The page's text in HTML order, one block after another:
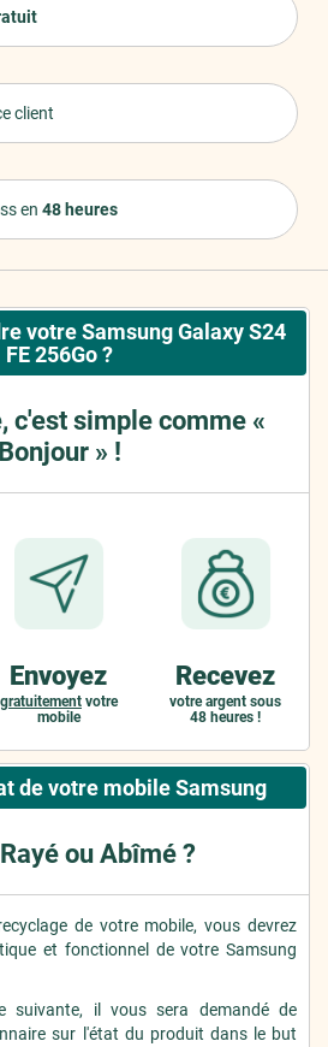
client
en 48 heures
votre Samsung Galaxy S24
FE 256Go ?
c'est simple comme «
Bonjour » !
Envoyez
gratuitementvotre
mobile
Recevez
votre argent sous
48 heures !
de votre mobile Samsung
ou Abîmé ?
de votre mobile, vous devrez
et fonctionnel de votre Samsung
suivante, il vous sera demandé de
sur l'état du produit dans le but